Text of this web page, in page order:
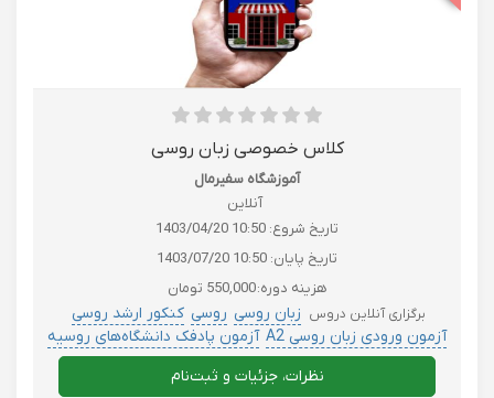
کلاس خصوصی زبان روسی
آموزشگاه سفیرمال
آنلاین
تاریخ شروع: 1403/04/20 10:50
تاریخ پایان: 1403/07/20 10:50
هزینه دوره:550,000 تومان
برگزاری آنلاین دروس زبان روسی روسی کنکور ارشد روسی
آزمون ورودی زبان روسی A2
آزمون پادفک دانشگاه‌های روسیه
نظرات، جزئیات و ثبت‌نام